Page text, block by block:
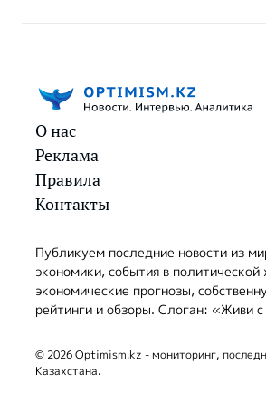
О нас
Реклама
Правила
Контакты
Публикуем последние новости из
экономики, события в политической
экономические прогнозы,
рейтинги и обзоры. Слоган: «Живи
© 2026 Optimism.kz - мониторинг,
Казахстана.